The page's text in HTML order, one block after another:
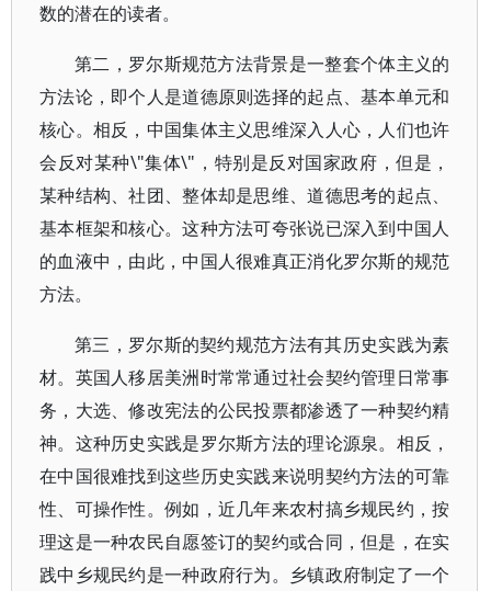
数的潜在的读者。
第二，罗尔斯规范方法背景是一整套个体主义的
方法论，即个人是道德原则选择的起点、基本单元和
核心。相反，中国集体主义思维深入人心，人们也许
会反对某种\"集体\"，特别是反对国家政府，但是，
某种结构、社团、整体却是思维、道德思考的起点、
基本框架和核心。这种方法可夸张说已深入到中国人
的血液中，由此，中国人很难真正消化罗尔斯的规范
方法。
第三，罗尔斯的契约规范方法有其历史实践为素
材。英国人移居美洲时常常通过社会契约管理日常事
务，大选、修改宪法的公民投票都渗透了一种契约精
神。这种历史实践是罗尔斯方法的理论源泉。相反，
在中国很难找到这些历史实践来说明契约方法的可靠
性、可操作性。例如，近几年来农村搞乡规民约，按
理这是一种农民自愿签订的契约或合同，但是，在实
践中乡规民约是一种政府行为。乡镇政府制定了一个